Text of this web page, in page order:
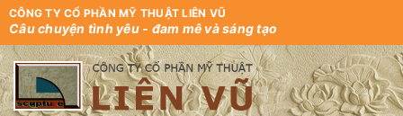
CÔNG TY CỔ PHẦN MỸ THUẬT LIÊN VŨ
Câu chuyện tình yêu - đam mê và sáng tạo